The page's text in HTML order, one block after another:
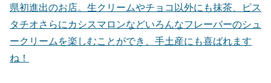
県初進出のお店。生クリームやチョコ以外にも抹茶、ピス
タチオさらにカシスマロンなどいろんなフレーバーのシュ
ークリームを楽しむことができ、手土産にも喜ばれます
ね！